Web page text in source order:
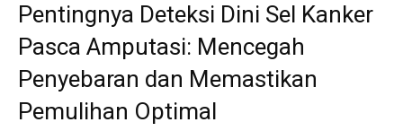
Pentingnya Deteksi Dini Sel Kanker
Pasca Amputasi: Mencegah
Penyebaran dan Memastikan
Pemulihan Optimal